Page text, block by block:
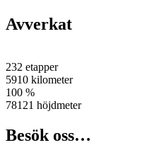
Avverkat
232 etapper
5910 kilometer
100 %
78121 höjdmeter
Besök oss…